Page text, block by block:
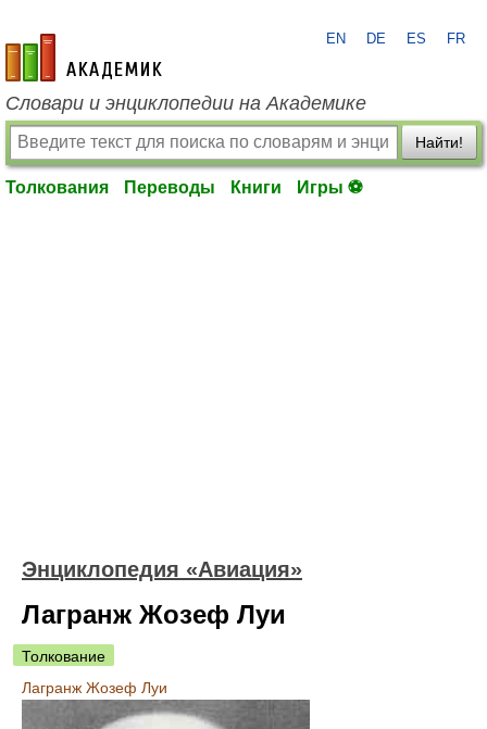
academic.ru
EN DE ES FR
Словари и энциклопедии на Академике
Найти!
Толкования Переводы Книги Игры ⚽
Энциклопедия «Авиация»
Лагранж Жозеф Луи
Толкование
Лагранж Жозеф Луи